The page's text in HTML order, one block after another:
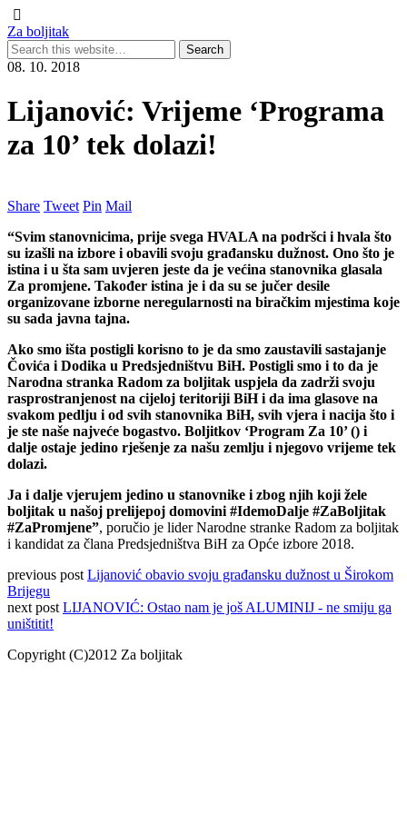
Za boljitak
08. 10. 2018
Lijanović: Vrijeme ‘Programa
za 10’ tek dolazi!
Share Tweet Pin Mail
“Svim stanovnicima, prije svega HVALA na podršci i hvala što
su izašli na izbore i obavili svoju građansku dužnost. Ono što je
istina i u šta sam uvjeren jeste da je većina stanovnika glasala
Za promjene. Također istina je i da su se jučer desile
organizovane izborne neregularnosti na biračkim mjestima koje
su sada javna tajna.
Ako smo išta postigli korisno to je da smo zaustavili sastajanje
Čovića i Dodika u Predsjedništvu BiH. Postigli smo i to da je
Narodna stranka Radom za boljitak uspjela da zadrži svoju
rasprostranjenost na cijeloj teritoriji BiH i da ima glasove na
svakom pedlju i od svih stanovnika BiH, svih vjera i nacija što i
je ste naše najveće bogastvo. Boljitkov ‘Program Za 10’ () i
dalje ostaje jedino rješenje za našu zemlju i njegovo vrijeme tek
dolazi.
Ja i dalje vjerujem jedino u stanovnike i zbog njih koji žele
boljitak u našoj prelijepoj domovini #IdemoDalje #ZaBoljitak
#ZaPromjene”, poručio je lider Narodne stranke Radom za boljitak
i kandidat za člana Predsjedništva BiH za Opće izbore 2018.
previous post Lijanović obavio svoju građansku dužnost u Širokom
Brijegu
next post LIJANOVIĆ: Ostao nam je još ALUMINIJ - ne smiju ga
uništitit!
Copyright (C)2012 Za boljitak